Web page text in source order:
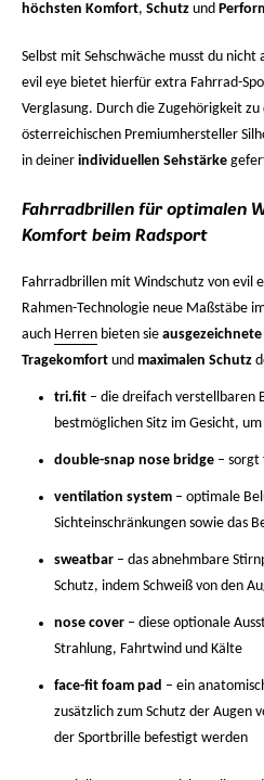
höchsten Komfort, Schutz und
Selbst mit Sehschwäche musst du
evil eye bietet hierfür extra Fahrrad-
Verglasung. Durch die Zugehörigkeit
österreichischen Premiumhersteller
in deiner individuellen Sehstärke
Fahrradbrillen für optimalen
Komfort beim Radsport
Fahrradbrillen mit Windschutz von evil
Rahmen-Technologie neue Maßstäbe
auch Herren bieten sie
Tragekomfort und maximalen Schutz
tri.fit – die dreifach verstellbaren
bestmöglichen Sitz im Gesicht,
double-snap nose bridge – sorgt
ventilation system – optimale
Sichteinschränkungen sowie das
sweatbar – das abnehmbare
Schutz, indem Schweiß von den
nose cover – diese optionale
Strahlung, Fahrtwind und Kälte
face-fit foam pad – ein
zusätzlich zum Schutz der Augen
der Sportbrille befestigt werden